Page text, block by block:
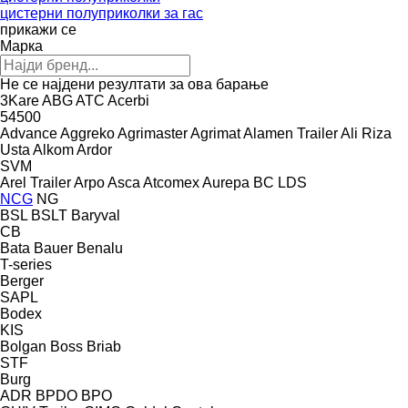
цистерни полуприколки за гас
прикажи се
Марка
Не се најдени резултати за ова барање
3KareABGATC Acerbi
54500
AdvanceAggrekoAgrimasterAgrimatAlamen TrailerAli Riza
Usta AlkomArdor
SVM
Arel TrailerArpoAsca AtcomexAurepa BC LDS
NCG NG
BSL BSLT Baryval
CB
Bata Bauer Benalu
T-series
Berger
SAPL
Bodex
KIS
Bolgan Boss Briab
STF
Burg
ADR BPDO BPO